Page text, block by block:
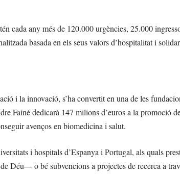
cada any més de 120.000 urgències, 25.000
basada en els seus valors d’hospitalitat i
i la innovació, s’ha convertit en una de les
Fainé dedicarà 147 milions d’euros a la promoció
avenços en biomedicina i salut.
i hospitals d’Espanya i Portugal, als quals
Déu— o bé subvencions a projectes de recerca a